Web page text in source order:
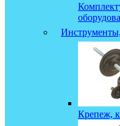
Крепеж,